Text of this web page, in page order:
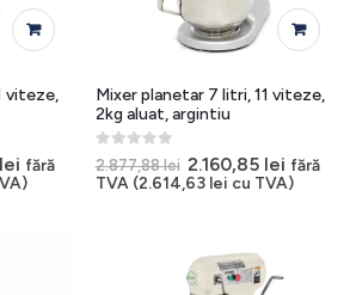
viteze,
leiPrețul
curent
fără
Mixer planetar 7 litri, 11 viteze,
2kg aluat, argintiu
0out of 5
2.877,88lei Prețul
inițial
2.160,85 lei Prețul
curent
fără
TVA (2.614,63 lei cu TVA)